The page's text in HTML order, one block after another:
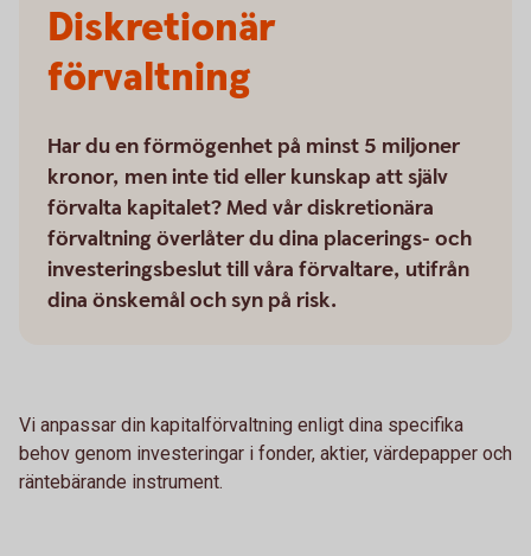
Diskretionär
förvaltning
Har du en förmögenhet på minst 5 miljoner
kronor, men inte tid eller kunskap att själv
förvalta kapitalet? Med vår diskretionära
förvaltning överlåter du dina placerings- och
investeringsbeslut till våra förvaltare, utifrån
dina önskemål och syn på risk.
Vi anpassar din kapitalförvaltning enligt dina specifika
behov genom investeringar i fonder, aktier, värdepapper och
räntebärande instrument.